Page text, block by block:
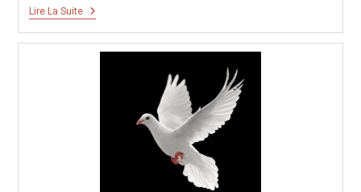
Lire La Suite
Val
Vaille!